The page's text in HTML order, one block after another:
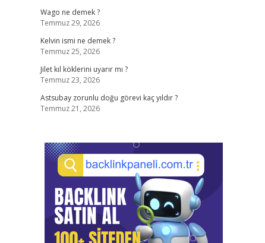
Wago ne demek ?
Temmuz 29, 2026
Kelvin ismi ne demek ?
Temmuz 25, 2026
Jilet kıl köklerini uyarır mı ?
Temmuz 23, 2026
Astsubay zorunlu doğu görevi kaç yıldır ?
Temmuz 21, 2026